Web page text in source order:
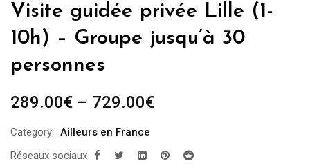
Visite guidée privée Lille (1-
10h) – Groupe jusqu’à 30
personnes
289.00€ – 729.00€
Category: Ailleurs en France
Réseaux sociaux